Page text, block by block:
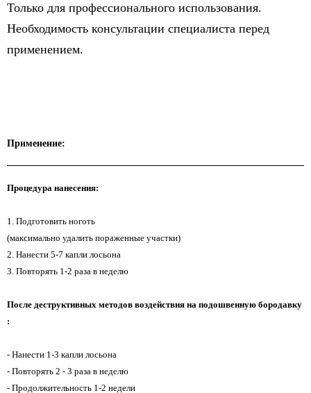
Только для профессионального использования.
Необходимость консультации специалиста перед
применением.
Применение:
Процедура нанесения:
1. Подготовить ноготь
(максимально удалить пораженные участки)
2. Нанести 5-7 капли лосьона
3. Повторять 1-2 раза в неделю
После деструктивных методов воздействия на подошвенную бородавку
:
- Нанести 1-3 капли лосьона
- Повторять 2 - 3 раза в неделю
- Продолжительность 1-2 недели